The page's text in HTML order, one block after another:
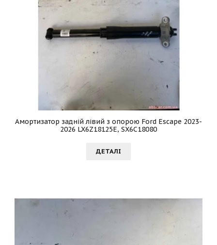
Амортизатор задній лівий з опорою Ford Escape 2023-
2026 LX6Z18125E, SX6C18080
ДЕТАЛI